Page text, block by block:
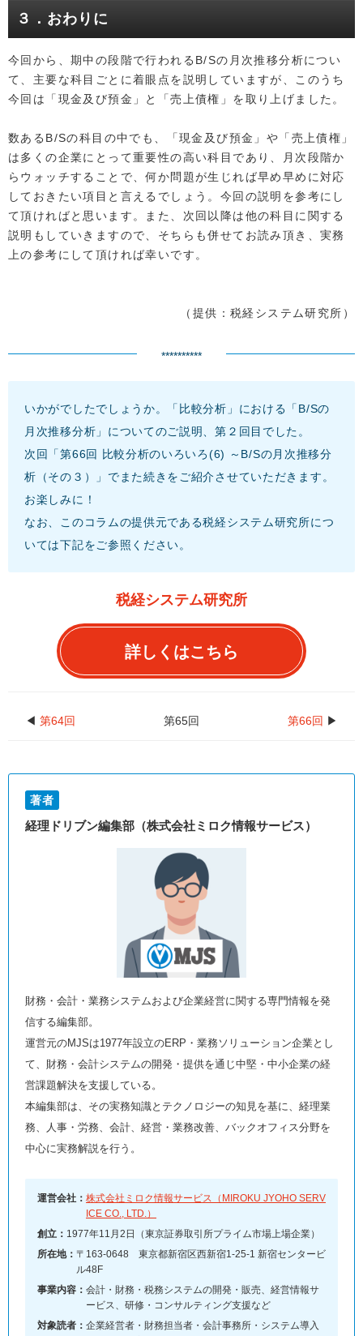
３．おわりに
今回から、期中の段階で行われるB/Sの月次推移分析につい
て、主要な科目ごとに着眼点を説明していますが、このうち
今回は「現金及び預金」と「売上債権」を取り上げました。
数あるB/Sの科目の中でも、「現金及び預金」や「売上債権」
は多くの企業にとって重要性の高い科目であり、月次段階か
らウォッチすることで、何か問題が生じれば早め早めに対応
しておきたい項目と言えるでしょう。今回の説明を参考にし
て頂ければと思います。また、次回以降は他の科目に関する
説明もしていきますので、そちらも併せてお読み頂き、実務
上の参考にして頂ければ幸いです。
（提供：税経システム研究所）
**********
いかがでしたでしょうか。「比較分析」における「B/Sの
月次推移分析」についてのご説明、第２回目でした。
次回「第66回 比較分析のいろいろ(6) ～B/Sの月次推移分
析（その３）」でまた続きをご紹介させていただきます。
お楽しみに！
なお、このコラムの提供元である税経システム研究所につ
いては下記をご参照ください。
税経システム研究所
詳しくはこちら
◀第64回 第65回 第66回 ▶
著者
経理ドリブン編集部（株式会社ミロク情報サービス）
財務・会計・業務システムおよび企業経営に関する専門情報を発
信する編集部。
運営元のMJSは1977年設立のERP・業務ソリューション企業とし
て、財務・会計システムの開発・提供を通じ中堅・中小企業の経
営課題解決を支援している。
本編集部は、その実務知識とテクノロジーの知見を基に、経理業
務、人事・労務、会計、経営・業務改善、バックオフィス分野を
中心に実務解説を行う。
運営会社： 株式会社ミロク情報サービス（MIROKU JYOHO SERV
ICE CO., LTD.）
創立： 1977年11月2日（東京証券取引所プライム市場上場企業）
所在地： 〒163-0648 東京都新宿区西新宿1-25-1 新宿センタービ
ル48F
事業内容： 会計・財務・税務システムの開発・販売、経営情報サ
ービス、研修・コンサルティング支援など
対象読者： 企業経営者・財務担当者・会計事務所・システム導入